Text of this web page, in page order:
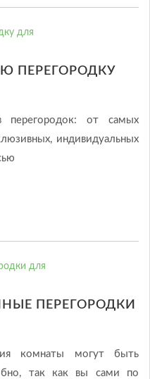
ПЕРЕГОРОДКУ
перегородок: от самых
индивидуальных
ПЕРЕГОРОДКИ
комнаты могут быть
так как вы сами по